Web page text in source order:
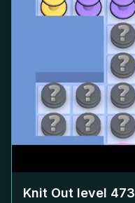
Knit Out level 473